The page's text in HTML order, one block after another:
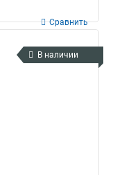
Сравнить
В наличии